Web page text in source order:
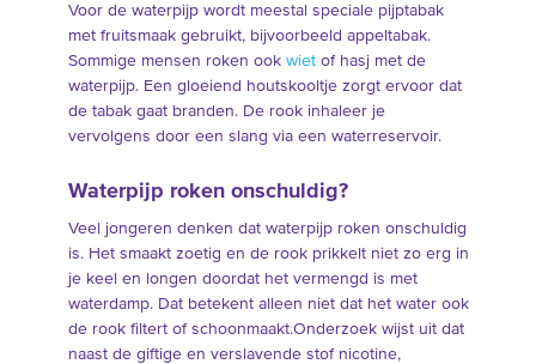
Voor de waterpijp wordt meestal speciale pijptabak
met fruitsmaak gebruikt, bijvoorbeeld appeltabak.
Sommige mensen roken ook wietof hasj met de
waterpijp. Een gloeiend houtskooltje zorgt ervoor dat
de tabak gaat branden. De rook inhaleer je
vervolgens door een slang via een waterreservoir.
Waterpijp roken onschuldig?
Veel jongeren denken dat waterpijp roken onschuldig
is. Het smaakt zoetig en de rook prikkelt niet zo erg in
je keel en longen doordat het vermengd is met
waterdamp. Dat betekent alleen niet dat het water ook
de rook filtert of schoonmaakt.Onderzoek wijst uit dat
naast de giftige en verslavende stof nicotine,